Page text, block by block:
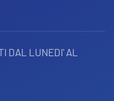
DAL LUNEDI' AL